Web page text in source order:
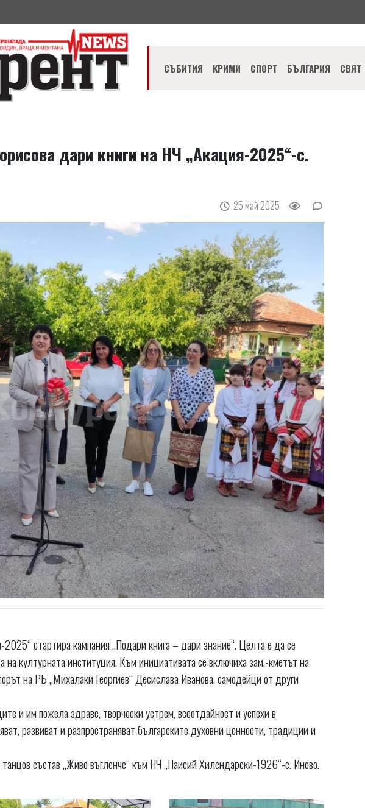
СЪБИТИЯ КРИМИ СПОРТ БЪЛГАРИЯ СВЯТ
дари книги на НЧ „Акация-2025“-с.
25 май 2025
стартира кампания „Подари книга – дари знание“. Целта е да се
на културната институция. Към инициативата се включиха зам.-кметът на
на РБ „Михалаки Георгиев“ Десислава Иванова, самодейци от други
и им пожела здраве, творчески устрем, всеотдайност и успехи в
развиват и разпространяват българските духовни ценности, традиции и
състав „Живо въгленче“ към НЧ „Паисий Хилендарски-1926“-с. Иново.